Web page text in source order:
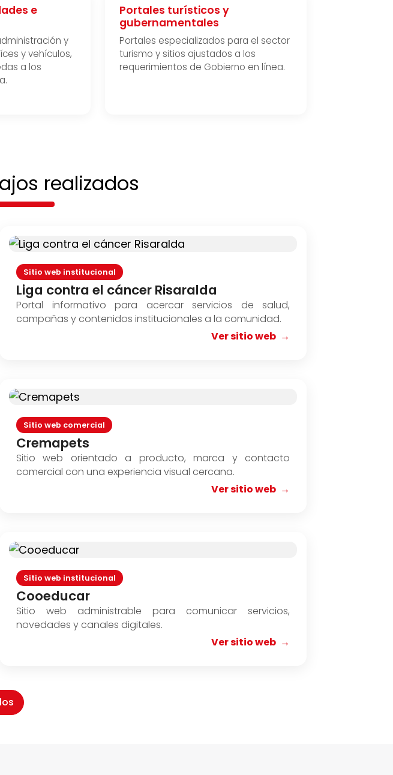
e
y
y vehículos,
a los
Portales turísticos y
gubernamentales
Portales especializados para el sector
turismo y sitios ajustados a los
requerimientos de Gobierno en línea.
realizados
Sitio web institucional
Liga contra el cáncer Risaralda
Portal informativo para acercar servicios de salud,
campañas y contenidos institucionales a la comunidad.
Ver sitio web
Sitio web comercial
Cremapets
Sitio web orientado a producto, marca y contacto
comercial con una experiencia visual cercana.
Ver sitio web
Sitio web institucional
Cooeducar
Sitio web administrable para comunicar servicios,
novedades y canales digitales.
Ver sitio web